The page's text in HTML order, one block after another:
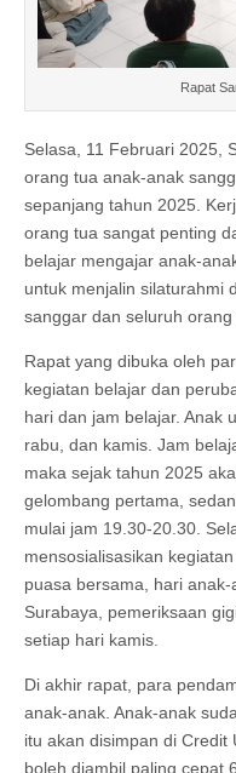
Rapat
Selasa, 11 Februari 2025,
orang tua anak-anak
sepanjang tahun 2025.
orang tua sangat penting
belajar mengajar anak-
untuk menjalin silaturahmi
sanggar dan seluruh orang
Rapat yang dibuka oleh
kegiatan belajar dan
hari dan jam belajar. Anak
rabu, dan kamis. Jam
maka sejak tahun 2025
gelombang pertama,
mulai jam 19.30-20.30.
mensosialisasikan
puasa bersama, hari
Surabaya, pemeriksaan
setiap hari kamis.
Di akhir rapat, para
anak-anak. Anak-anak
itu akan disimpan di Credit
boleh diambil paling cepat